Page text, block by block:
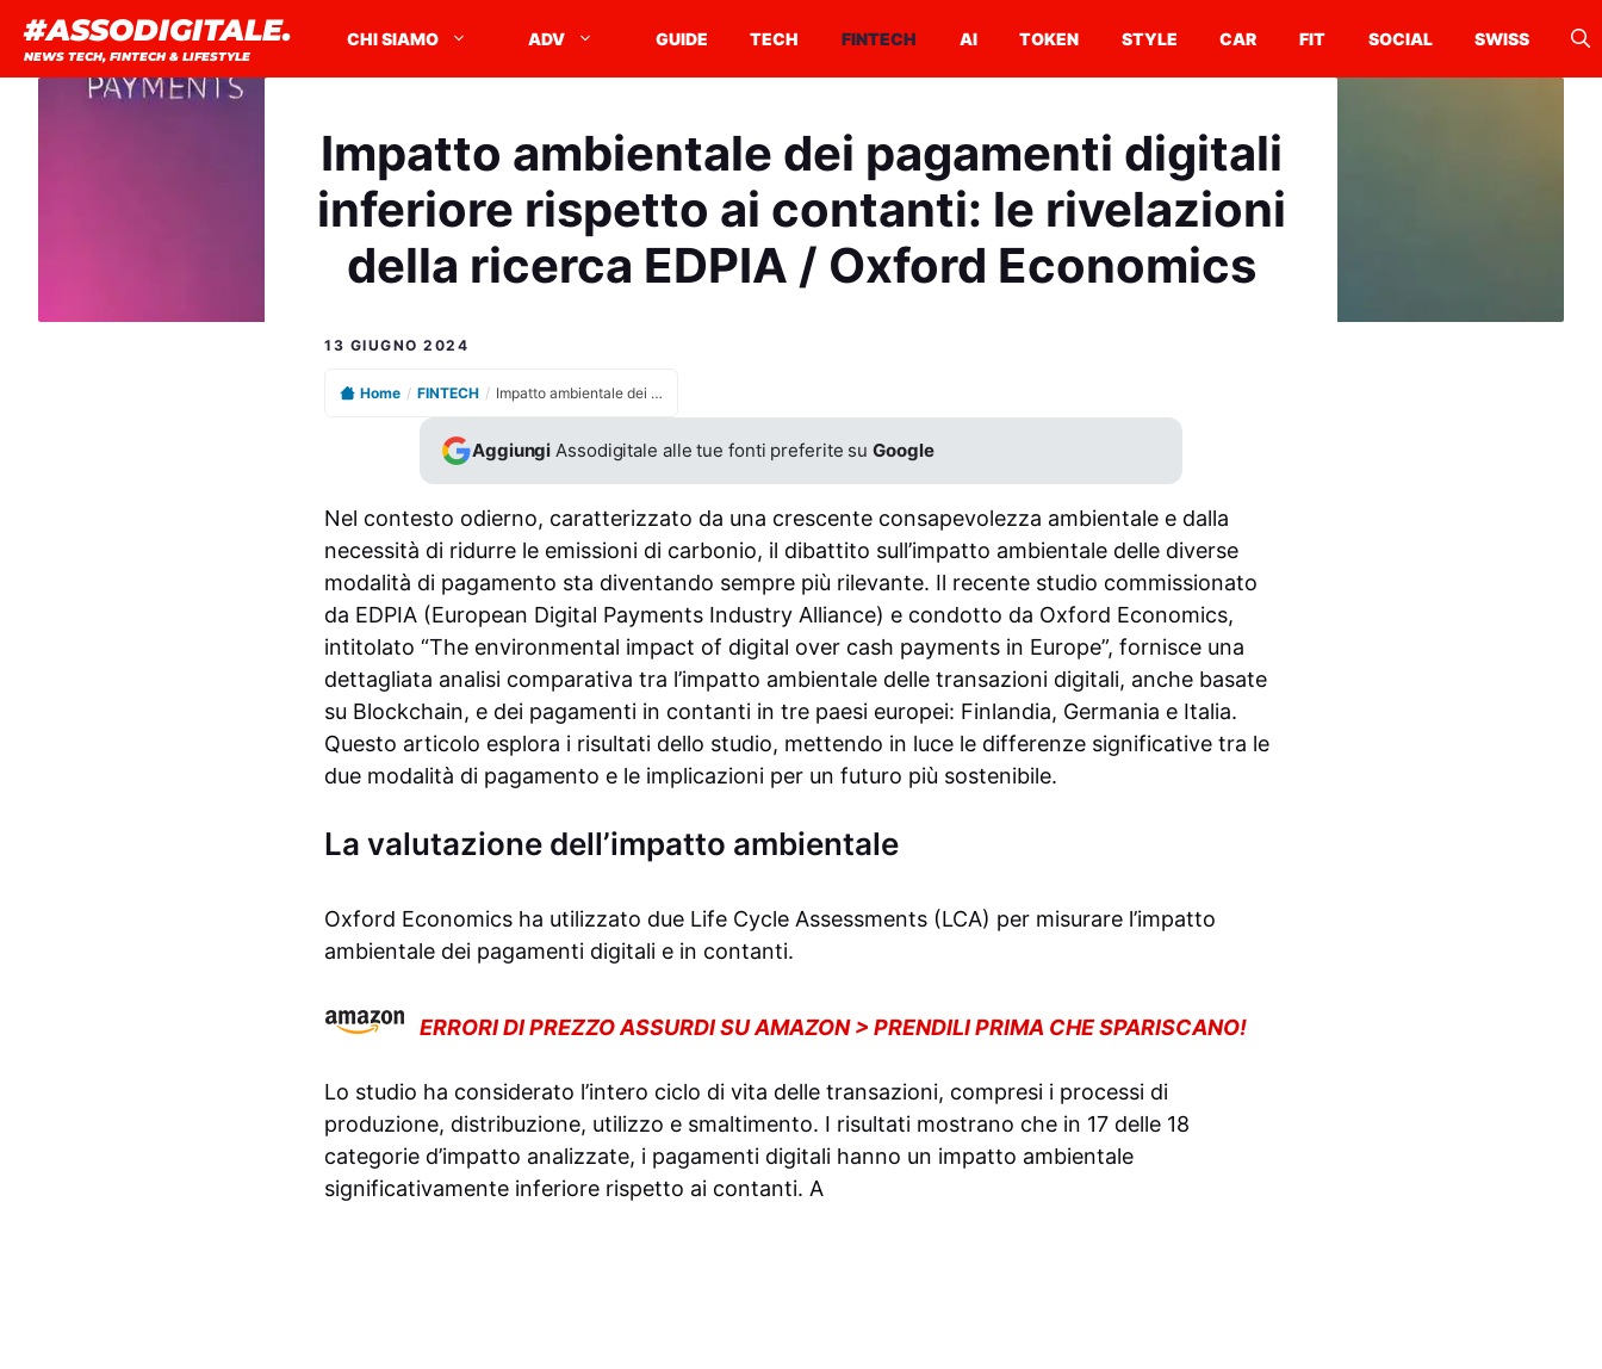
contenuto
#ASSODIGITALE.
NEWS TECH, FINTECH & LIFESTYLE
CHI SIAMO ADV GUIDE TECH FINTECH AI TOKEN STYLE CAR FIT SOCIAL SWISS
Impatto ambientale dei pagamenti digitali
inferiore rispetto ai contanti: le rivelazioni
della ricerca EDPIA / Oxford Economics
13 GIUGNO 2024
Home / FINTECH / Impatto ambientale dei pagamenti digitali inferiore rispetto ai contanti: le rivelazioni della ricerca EDPIA / Oxford Economics
Aggiungi Assodigitale alle tue fonti preferite suGoogle
Nel contesto odierno, caratterizzato da una crescente consapevolezza ambientale e dalla
necessità di ridurre le emissioni di carbonio, il dibattito sull’impatto ambientale delle diverse
modalità di pagamento sta diventando sempre più rilevante. Il recente studio commissionato
da EDPIA (European Digital Payments Industry Alliance) e condotto da Oxford Economics,
intitolato “The environmental impact of digital over cash payments in Europe”, fornisce una
dettagliata analisi comparativa tra l’impatto ambientale delle transazioni digitali, anche basate
su Blockchain, e dei pagamenti in contanti in tre paesi europei: Finlandia, Germania e Italia.
Questo articolo esplora i risultati dello studio, mettendo in luce le differenze significative tra le
due modalità di pagamento e le implicazioni per un futuro più sostenibile.
La valutazione dell’impatto ambientale
Oxford Economics ha utilizzato due Life Cycle Assessments (LCA) per misurare l’impatto
ambientale dei pagamenti digitali e in contanti.
ERRORI DI PREZZO ASSURDI SU AMAZON > PRENDILI PRIMA CHE SPARISCANO!
Lo studio ha considerato l’intero ciclo di vita delle transazioni, compresi i processi di
produzione, distribuzione, utilizzo e smaltimento. I risultati mostrano che in 17 delle 18
categorie d’impatto analizzate, i pagamenti digitali hanno un impatto ambientale
significativamente inferiore rispetto ai contanti. A